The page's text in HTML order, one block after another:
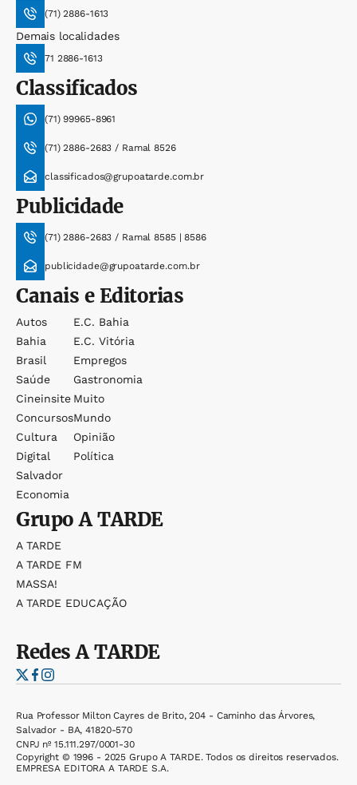
(71) 2886-1613
Demais localidades
71 2886-1613
Classificados
(71) 99965-8961
(71) 2886-2683 / Ramal 8526
classificados@grupoatarde.com.br
Publicidade
(71) 2886-2683 / Ramal 8585 | 8586
publicidade@grupoatarde.com.br
Canais e Editorias
Autos
Bahia
Brasil
Saúde
Cineinsite
Concursos
Cultura
Digital
Salvador
Economia
E.c. Bahia
E.c. Vitória
Empregos
Gastronomia
Muito
Mundo
Opinião
Política
GrupoA TARDE
A TARDE
A TARDE FM
MASSA!
A TARDE EDUCAÇÃO
RedesA TARDE
Rua Professor Milton Cayres de Brito, 204 - Caminho das Árvores,
Salvador - BA, 41820-570
CNPJ nº 15.111.297/0001-30
Copyright © 1996 - 2025 Grupo A TARDE. Todos os direitos reservados.
EMPRESA EDITORA A TARDE S.A.